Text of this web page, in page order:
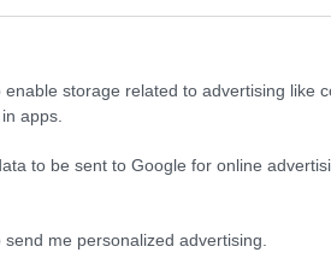
storage related to advertising like
apps.
to be sent to Google for online
me personalized advertising.
a Tisza – tudhattuk meg néhány